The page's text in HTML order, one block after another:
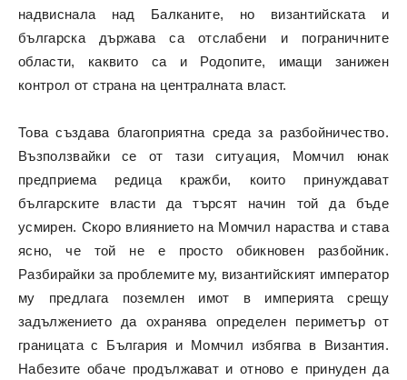
надвиснала над Балканите, но византийската и
българска държава са отслабени и пограничните
области, каквито са и Родопите, имащи занижен
контрол от страна на централната власт.
Това създава благоприятна среда за разбойничество.
Възползвайки се от тази ситуация, Момчил юнак
предприема редица кражби, които принуждават
българските власти да търсят начин той да бъде
усмирен. Скоро влиянието на Момчил нараства и става
ясно, че той не е просто обикновен разбойник.
Разбирайки за проблемите му, византийският император
му предлага поземлен имот в империята срещу
задължението да охранява определен периметър от
границата с България и Момчил избягва в Византия.
Набезите обаче продължават и отново е принуден да